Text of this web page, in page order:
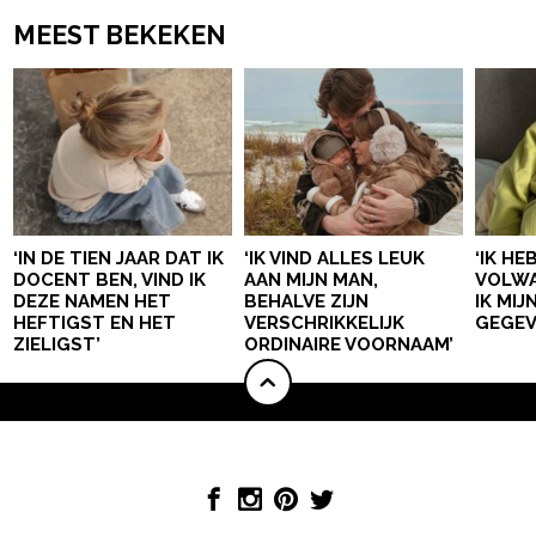
MEEST BEKEKEN
‘IN DE TIEN JAAR DAT IK
DOCENT BEN, VIND IK
DEZE NAMEN HET
HEFTIGST EN HET
ZIELIGST’
‘IK VIND ALLES LEUK
AAN MIJN MAN,
BEHALVE ZIJN
VERSCHRIKKELIJK
ORDINAIRE VOORNAAM’
‘IK
IK